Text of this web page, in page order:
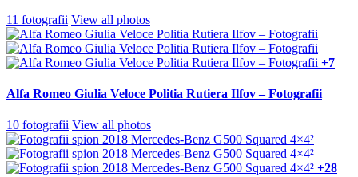
11 fotografii View all photos
+7
Alfa Romeo Giulia Veloce Politia Rutiera Ilfov – Fotografii
10 fotografii View all photos
+28